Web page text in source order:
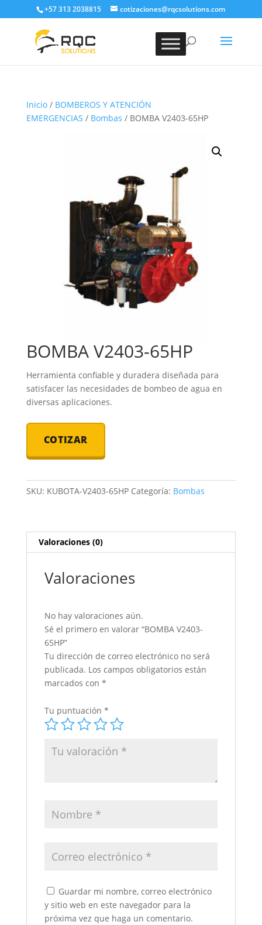
+57 313 2038815 cotizaciones@rqcsolutions.com
Inicio/ BOMBEROS Y ATENCIÓN
EMERGENCIAS / Bombas / BOMBA V2403-65HP
BOMBA V2403-65HP
Herramienta confiable y duradera diseñada para
satisfacer las necesidades de bombeo de agua en
diversas aplicaciones.
COTIZAR
SKU: KUBOTA-V2403-65HP Categoría: Bombas
Valoraciones (0)
Valoraciones
No hay valoraciones aún.
Sé el primero en valorar “BOMBA V2403-
65HP”
Tu dirección de correo electrónico no será
publicada. Los campos obligatorios están
marcados con *
Tu puntuación *
Guardar mi nombre, correo electrónico
y sitio web en este navegador para la
próxima vez que haga un comentario.